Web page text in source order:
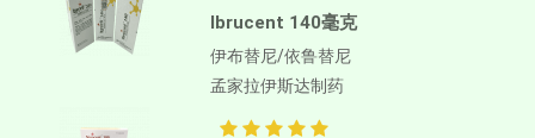
Ibrucent 140毫克
伊布替尼/依鲁替尼
孟家拉伊斯达制药